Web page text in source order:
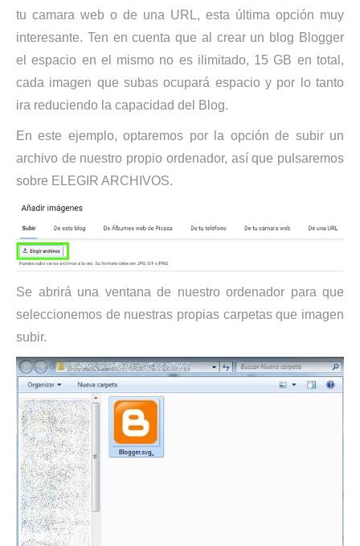
tu camara web o de una URL, esta última opción muy
interesante. Ten en cuenta que al crear un blog Blogger
el espacio en el mismo no es ilimitado, 15 GB en total,
cada imagen que subas ocupará espacio y por lo tanto
ira reduciendo la capacidad del Blog.
En este ejemplo, optaremos por la opción de subir un
archivo de nuestro propio ordenador, así que pulsaremos
sobre ELEGIR ARCHIVOS.
Se abrirá una ventana de nuestro ordenador para que
seleccionemos de nuestras propias carpetas que imagen
subir.